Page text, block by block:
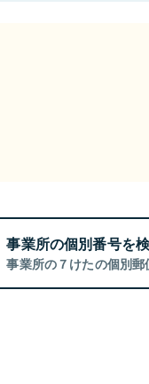
事業所の個別番号を
事業所の７けたの個別郵